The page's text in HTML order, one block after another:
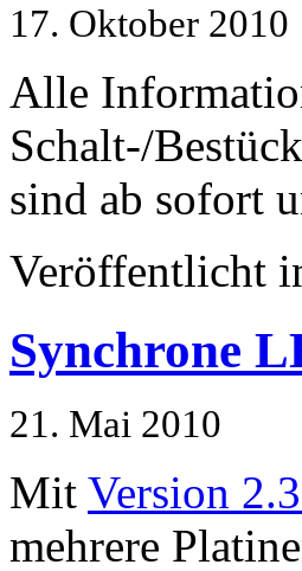
17. Oktober 2010
Alle
Schalt-/
sind ab sofort
Veröffentlicht
Synchrone
21. Mai 2010
Mit Version
mehrere